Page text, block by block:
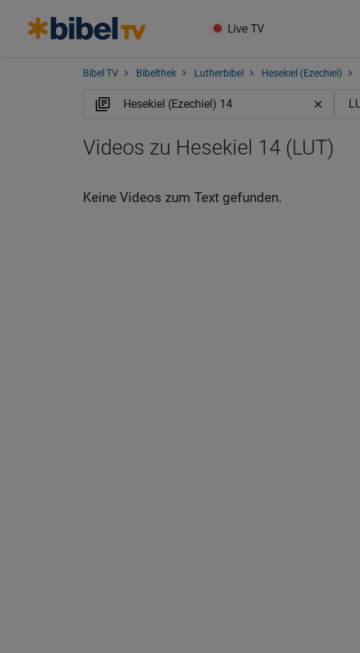
Live TV
Bibel TV Bibelthek Lutherbibel Hesekiel (Ezechiel)
Videos zu Hesekiel 14 (LUT)
Keine Videos zum Text gefunden.